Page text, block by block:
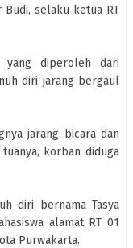
Budi, selaku ketua RT
yang diperoleh dari
diri jarang bergaul
jarang bicara dan
korban diduga
diri bernama Tasya
alamat RT 01
Purwakarta.